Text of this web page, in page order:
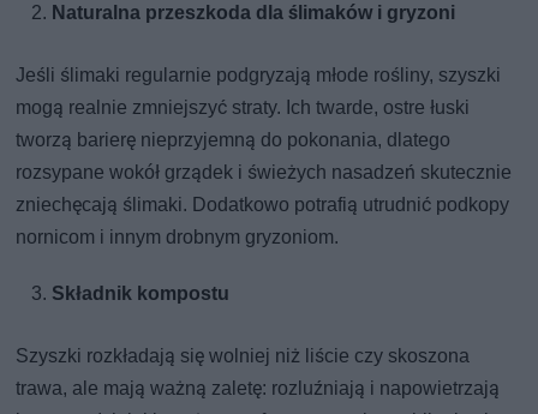
Naturalna przeszkoda dla ślimaków i gryzoni
Jeśli ślimaki regularnie podgryzają młode rośliny, szyszki
mogą realnie zmniejszyć straty. Ich twarde, ostre łuski
tworzą barierę nieprzyjemną do pokonania, dlatego
rozsypane wokół grządek i świeżych nasadzeń skutecznie
zniechęcają ślimaki. Dodatkowo potrafią utrudnić podkopy
nornicom i innym drobnym gryzoniom.
Składnik kompostu
Szyszki rozkładają się wolniej niż liście czy skoszona
trawa, ale mają ważną zaletę: rozluźniają i napowietrzają